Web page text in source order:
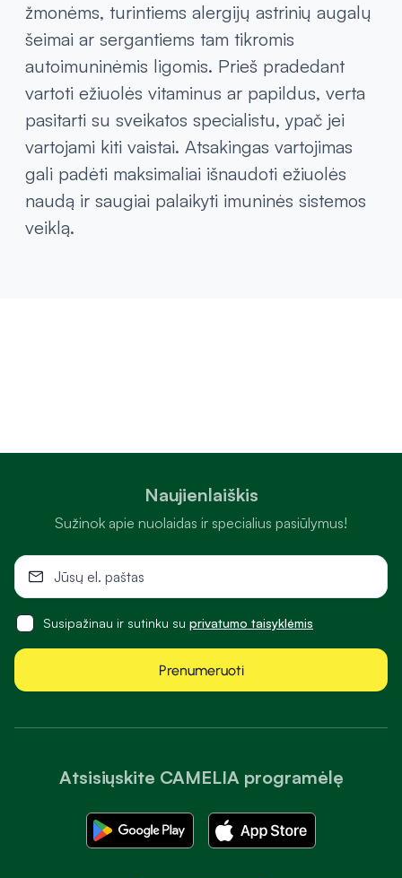
žmonėms, turintiems alergijų astrinių augalų
šeimai ar sergantiems tam tikromis
autoimuninėmis ligomis. Prieš pradedant
vartoti ežiuolės vitaminus ar papildus, verta
pasitarti su sveikatos specialistu, ypač jei
vartojami kiti vaistai. Atsakingas vartojimas
gali padėti maksimaliai išnaudoti ežiuolės
naudą ir saugiai palaikyti imuninės sistemos
veiklą.
Atsisiųskite CAMELIA programėlę
Naujienlaiškis
Sužinok apie nuolaidas ir specialius pasiūlymus!
Susipažinau ir sutinku su privatumo taisyklėmis
Prenumeruoti